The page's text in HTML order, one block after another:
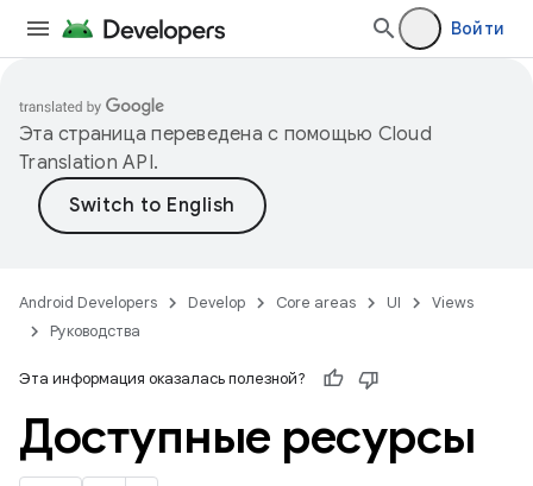
Войти
Эта страница переведена с помощью Cloud
Translation API.
Android Developers Develop Core areas UI
Views
Руководства
Эта информация оказалась полезной?
Доступные ресурсы